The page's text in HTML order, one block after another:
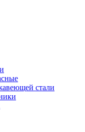
стали